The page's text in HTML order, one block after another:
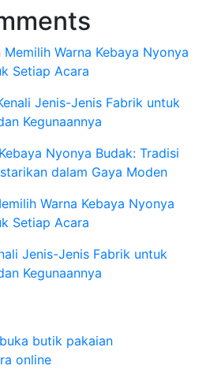
Memilih Warna Kebaya Nyonya
Setiap Acara
Jenis-Jenis Fabrik untuk
Kegunaannya
Kebaya Nyonya Budak: Tradisi
dalam Gaya Moden
Warna Kebaya Nyonya
Setiap Acara
Jenis-Jenis Fabrik untuk
Kegunaannya
butik pakaian
online